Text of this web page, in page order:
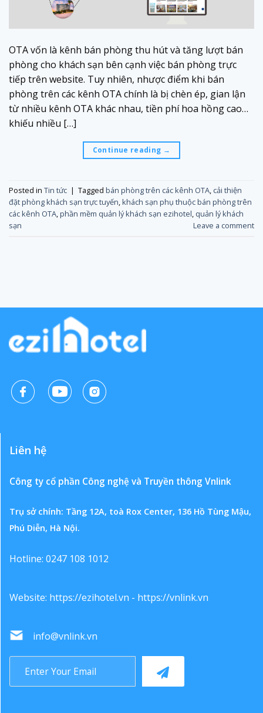
OTA vốn là kênh bán phòng thu hút và tăng lượt bán
phòng cho khách sạn bên cạnh việc bán phòng trực
tiếp trên website. Tuy nhiên, nhược điểm khi bán
phòng trên các kênh OTA chính là bị chèn ép, gian lận
từ nhiều kênh OTA khác nhau, tiền phí hoa hồng cao…
khiếu nhiều […]
Continue reading →
Posted in Tin tức | Tagged bán phòng trên các kênh OTA, cải thiện
đặt phòng khách sạn trực tuyến,khách sạn phụ thuộc bán phòng trên
các kênh OTA,phần mềm quản lý khách sạn ezihotel, quản lý khách
sạn
Leave a comment
Liên hệ
Công ty cổ phần Công nghệ và Truyền thông Vnlink
Trụ sở chính: Tầng 12A, toà Rox Center, 136 Hồ Tùng Mậu,
Phú Diễn, Hà Nội.
Hotline: 0247 108 1012
Website: https://ezihotel.vn - https://vnlink.vn
info@vnlink.vn